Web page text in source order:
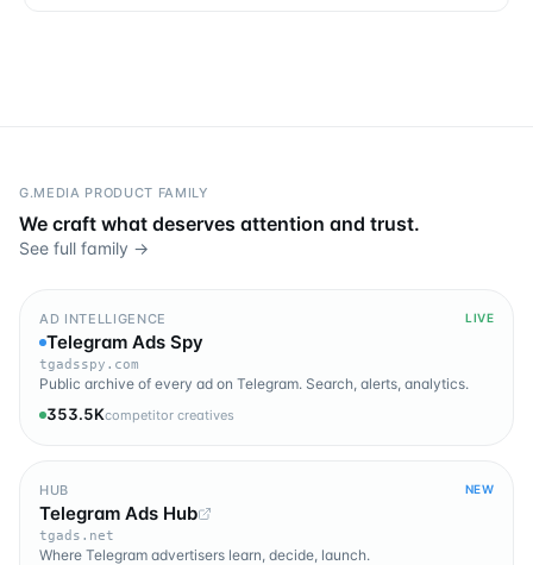
G.MEDIA PRODUCT FAMILY
We craft what deserves attention and trust.
See full family →
AD INTELLIGENCE LIVE
Telegram Ads Spy
tgadsspy.com
Public archive of every ad on Telegram. Search, alerts, analytics.
353.5Kcompetitor creatives
HUB NEW
Telegram Ads Hub
tgads.net
Where Telegram advertisers learn, decide, launch.